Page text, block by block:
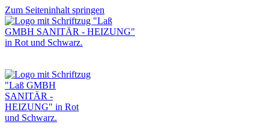
Zum Seiteninhalt springen